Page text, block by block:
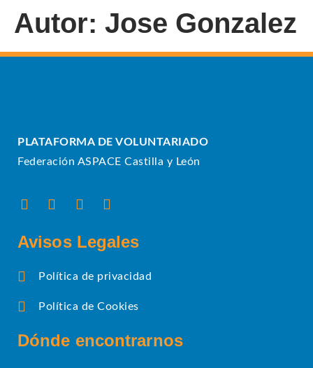
Autor: Jose Gonzalez
PLATAFORMA DE VOLUNTARIADO
Federación ASPACE Castilla y León
Avisos Legales
Política de privacidad
Política de Cookies
Dónde encontrarnos